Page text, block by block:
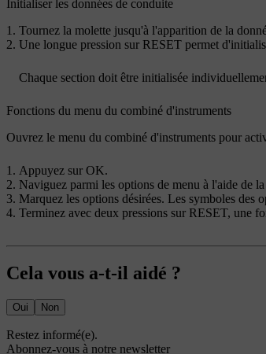
Initialiser les données de conduite
Tournez la molette jusqu'à l'apparition de la
Une longue pression sur RESET permet
Chaque section doit être initialisée
Fonctions du menu du combiné d'instruments
Ouvrez le menu du combiné d'instruments pour
Appuyez sur OK.
Naviguez parmi les options de menu à l'aide de
Marquez les options désirées. Les symboles des
Terminez avec deux pressions sur RESET, une
Cela vous a-t-il aidé ?
Oui Non